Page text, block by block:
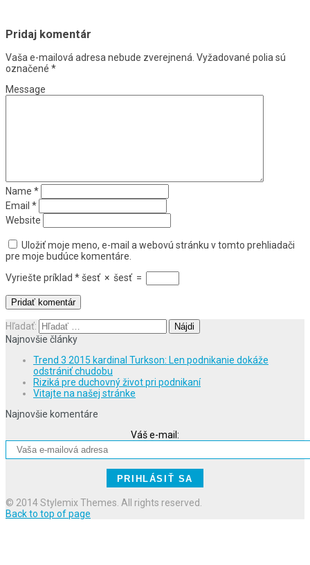
Pridaj komentár
Vaša e-mailová adresa nebude zverejnená. Vyžadované polia sú
označené *
Message
Name *
Email *
Website
Uložiť moje meno, e-mail a webovú stránku v tomto prehliadači
pre moje budúce komentáre.
Vyriešte príklad *šesť × šesť =
Hľadať:
Najnovšie články
Trend 3 2015 kardinal Turkson: Len podnikanie dokáže
odstrániť chudobu
Riziká pre duchovný život pri podnikaní
Vitajte na našej stránke
Najnovšie komentáre
Váš e-mail:
© 2014 Stylemix Themes. All rights reserved.
Back to top of page